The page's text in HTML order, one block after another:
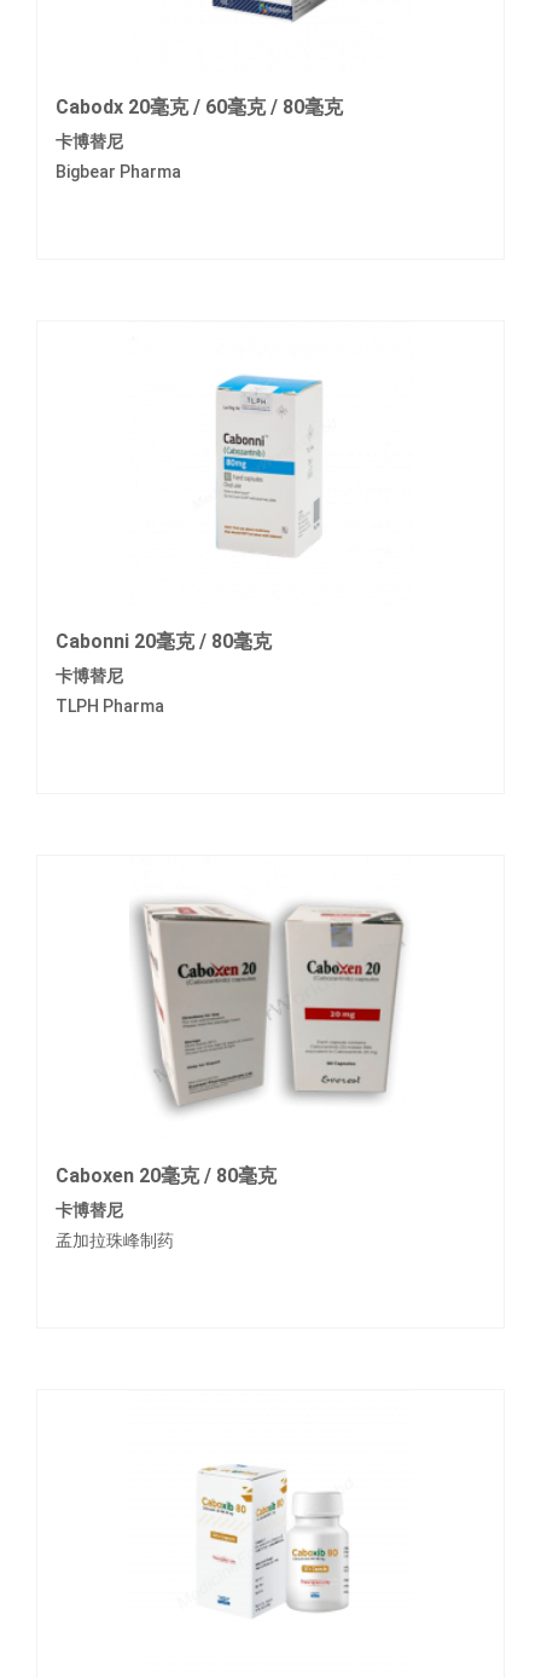
Cabodx 20毫克 / 60毫克 / 80毫克
卡博替尼
Bigbear Pharma
Cabonni 20毫克 / 80毫克
卡博替尼
TLPH Pharma
Caboxen 20毫克 / 80毫克
卡博替尼
孟加拉珠峰制药